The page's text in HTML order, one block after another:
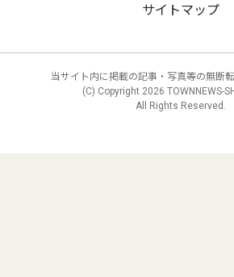
サイトマップ
当サイト内に掲載の記事・写真等の無断転
(C) Copyright 2026 TOWNNEWS-
All Rights Reserved.